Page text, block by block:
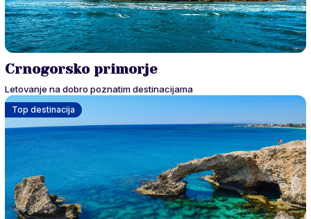
Crnogorsko primorje
Letovanje na dobro poznatim destinacijama
Top destinacija